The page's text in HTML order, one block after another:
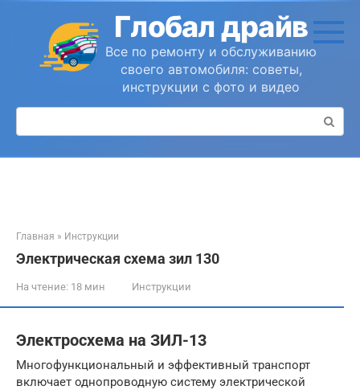
контенту
Глобал драйв
Все по ремонту и обслуживанию
своего автомобиля: советы,
инструкции с фото и видео
Поиск:
Главная » Инструкции
Электрическая схема зил 130
На чтение: 18 мин Инструкции
Электросхема на ЗИЛ-13
Многофункциональный и эффективный транспорт
включает однопроводную систему электрической